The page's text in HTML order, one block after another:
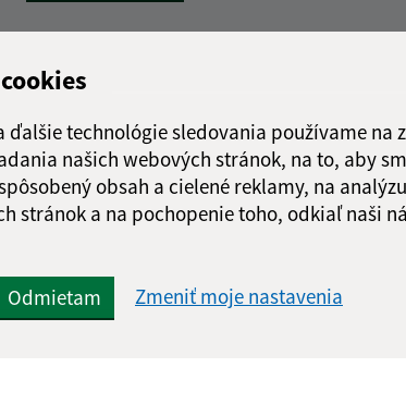
ďalšie technológie sledovania používame na
našich webových stránok, na to, aby
obsah a cielené reklamy, na
stránok a na pochopenie toho, odkiaľ naši
Odmietam Zmeniť moje nastavenia